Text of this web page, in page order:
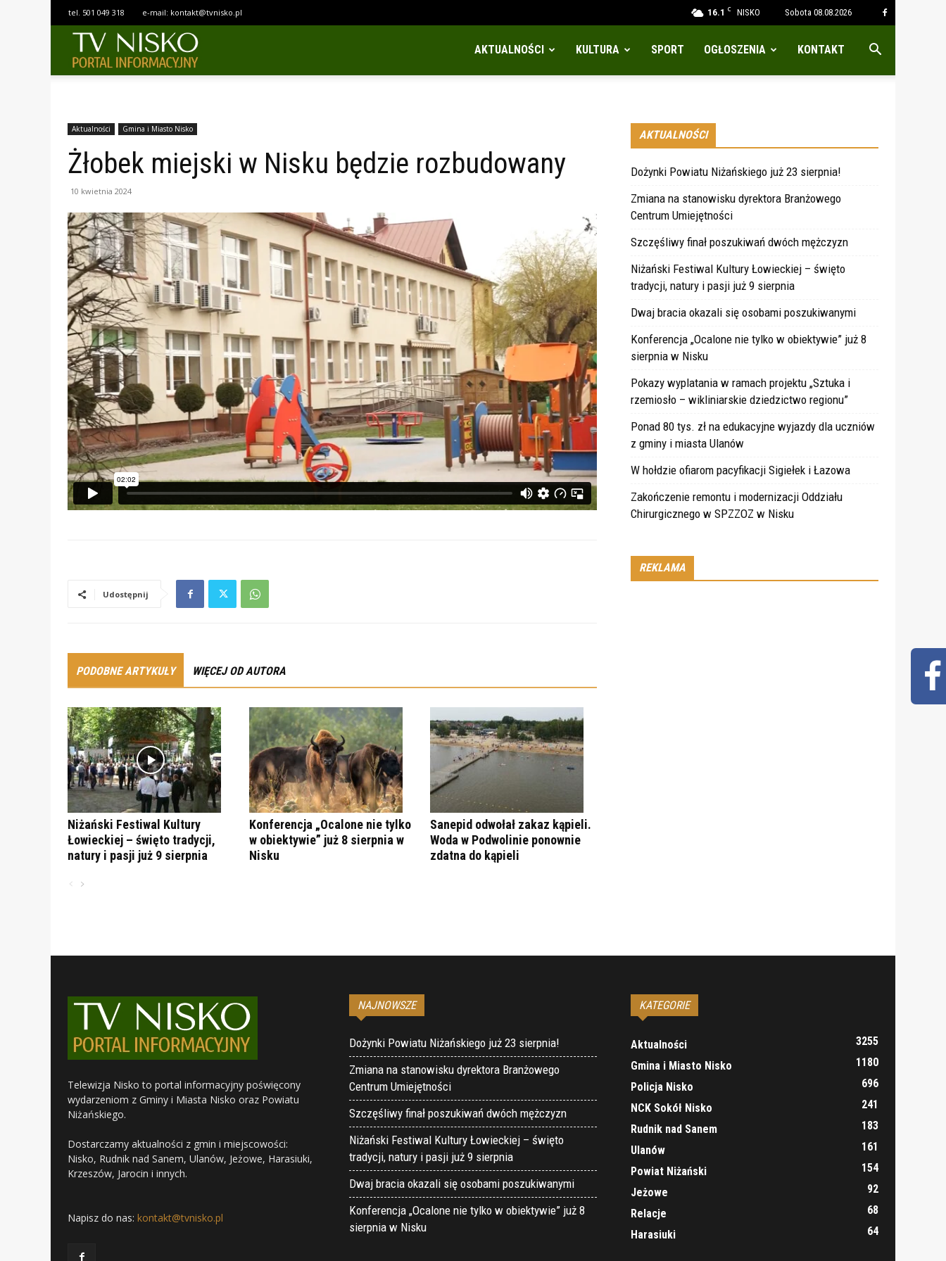
16.1 C NISKO Sobota 08.08.2026
tel. 501 049 318 e-mail: kontakt@tvnisko.pl
AKTUALNOŚCI KULTURA SPORT OGŁOSZENIA KONTAKT
Aktualności Gmina i Miasto Nisko
Żłobek miejski w Nisku będzie rozbudowany
10 kwietnia 2024
Udostępnij
PODOBNE ARTYKUŁY WIĘCEJ OD AUTORA
Niżański Festiwal Kultury
Łowieckiej – święto tradycji,
natury i pasji już 9 sierpnia
Konferencja „Ocalone nie tylko
w obiektywie” już 8 sierpnia w
Nisku
Sanepid odwołał zakaz kąpieli.
Woda w Podwolinie ponownie
zdatna do kąpieli
AKTUALNOŚCI
Dożynki Powiatu Niżańskiego już 23 sierpnia!
Zmiana na stanowisku dyrektora Branżowego
Centrum Umiejętności
Szczęśliwy finał poszukiwań dwóch mężczyzn
Niżański Festiwal Kultury Łowieckiej – święto
tradycji, natury i pasji już 9 sierpnia
Dwaj bracia okazali się osobami poszukiwanymi
Konferencja „Ocalone nie tylko w obiektywie” już 8
sierpnia w Nisku
Pokazy wyplatania w ramach projektu „Sztuka i
rzemiosło – wikliniarskie dziedzictwo regionu”
Ponad 80 tys. zł na edukacyjne wyjazdy dla uczniów
z gminy i miasta Ulanów
W hołdzie ofiarom pacyfikacji Sigiełek i Łazowa
Zakończenie remontu i modernizacji Oddziału
Chirurgicznego w SPZZOZ w Nisku
REKLAMA
Telewizja Nisko to portal informacyjny poświęcony
wydarzeniom z Gminy i Miasta Nisko oraz Powiatu
Niżańskiego.
Dostarczamy aktualności z gmin i miejscowości:
Nisko, Rudnik nad Sanem, Ulanów, Jeżowe, Harasiuki,
Krzeszów, Jarocin i innych.
Napisz do nas: kontakt@tvnisko.pl
NAJNOWSZE
Dożynki Powiatu Niżańskiego już 23 sierpnia!
Zmiana na stanowisku dyrektora Branżowego
Centrum Umiejętności
Szczęśliwy finał poszukiwań dwóch mężczyzn
Niżański Festiwal Kultury Łowieckiej – święto
tradycji, natury i pasji już 9 sierpnia
Dwaj bracia okazali się osobami poszukiwanymi
Konferencja „Ocalone nie tylko w obiektywie” już 8
sierpnia w Nisku
KATEGORIE
Aktualności
3255
Gmina i Miasto Nisko
1180
Policja Nisko
696
NCK Sokół Nisko
241
Rudnik nad Sanem
183
Ulanów
161
Powiat Niżański
154
Jeżowe
92
Relacje
68
Harasiuki
64